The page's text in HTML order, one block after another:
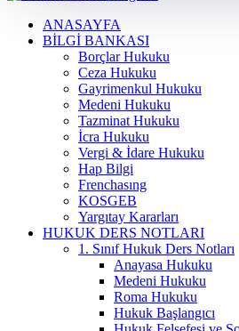
ANASAYFA
BILGI BANKASI
Borçlar Hukuku
Ceza Hukuku
Gayrimenkul Hukuku
Medeni Hukuku
Tazminat Hukuku
İcra Hukuku
Vergi & İdare Hukuku
Hap Bilgi
Frenchasıng
KOSGEB
Yargıtay Kararları
HUKUK DERS NOTLARI
1. Sınıf Hukuk Ders Notları
Anayasa Hukuku
Medeni Hukuku
Roma Hukuku
Hukuk Başlangıcı